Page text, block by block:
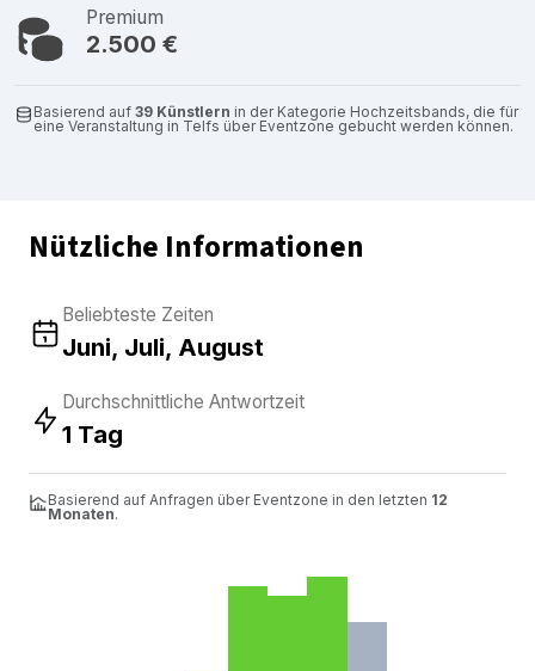
Premium
2.500 €
Basierend auf 39 Künstlern in der Kategorie Hochzeitsbands, die für
eine Veranstaltung in Telfs über Eventzone gebucht werden können.
Nützliche Informationen
Beliebteste Zeiten
Juni, Juli, August
Durchschnittliche Antwortzeit
1 Tag
Basierend auf Anfragen über Eventzone in den letzten 12
Monaten.